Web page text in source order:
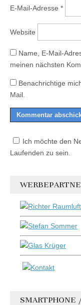
E-Mail-Adresse *
Website
Name, E-Mail-
meinen nächsten
Benachrichtige
Mail.
Ich möchte den
Laufenden zu sein.
SMARTPHONE